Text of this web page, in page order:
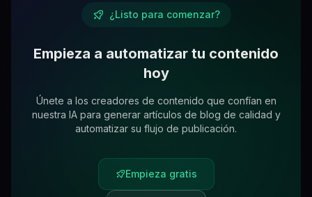
¿Listo para comenzar?
Empieza a automatizar tu contenido
hoy
Únete a los creadores de contenido que confían en
nuestra IA para generar artículos de blog de calidad y
automatizar su flujo de publicación.
Empieza gratis